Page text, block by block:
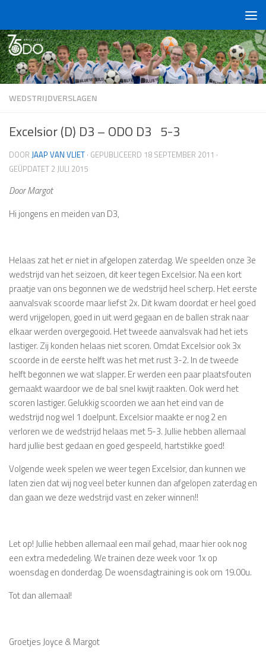
WEDSTRIJDVERSLAGEN
Excelsior (D) D3 – ODO D3 5-3
DOOR JAAP VAN VLIET · GEPUBLICEERD 18 SEPTEMBER 2011 ·
GEÜPDATET 2 JULI 2015
Door Margot
Hi jongens en meiden van D3,
Helaas zat het er niet in afgelopen zaterdag. We speelden onze 3e
wedstrijd van het seizoen, dit keer tegen Excelsior. Na een kort
praatje van ons begonnen we de wedstrijd heel scherp. Het eerste
aanvalsvak scoorde maar liefst 2x. Dit kwam doordat er heel goed
werd vrijgelopen, goed in uit werd gegaan en de ballen strak naar
elkaar werden overgegooid. Het tweede aanvalsvak had het iets
lastiger. Zij konden helaas niet scoren. Omdat Excelsior ook 3x
scoorde in de eerste helft was het met rust 3-2. In de tweede
helft begonnen we wat slapper. Er werden een paar plaatsfouten
gemaakt waardoor we de bal snel kwijt raakten. Ook werd het
scoren lastiger. Gelukkig scoorden we aan het eind van de
wedstrijd nog wel 1 doelpunt. Excelsior maakte er nog 2 en
verloren we de wedstrijd helaas met 5-3. Jullie hebben allemaal
hard jullie best gedaan en goed gespeeld, hartstikke goed!
Volgende week spelen we weer tegen Excelsior, dan kunnen we
laten zien dat wij nog veel beter kunnen dan afgelopen zaterdag en
dan gaan we deze wedstrijd vast en zeker winnen!!
Let op! Jullie hebben allemaal een mail gehad, maar hier ook nog
een extra mededeling. We trainen deze week voor 1x op
woensdag en donderdag. De woensdagtraining is ook om 19.00u.
Tot dan allemaal!
Groetjes Joyce & Margot